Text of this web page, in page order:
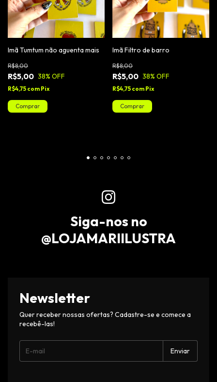
Imã Tumtum não aguenta mais
R$5,00
R$8,00
38% OFF
R$4,75 com Pix
Imã Filtro de barro
R$5,00
R$8,00
38% OFF
R$4,75 com Pix
Siga-nos no
@LOJAMARIILUSTRA
Newsletter
Quer receber nossas ofertas? Cadastre-se e comece a
recebê-las!